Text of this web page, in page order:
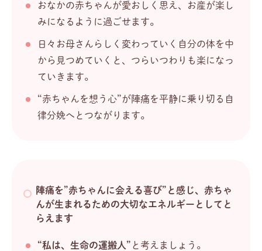
おなかの赤ちゃんが愛おしく思え、お産が楽し
みになるように過ごせます。
日々お母さんらしく変わっていく自分の体を中
から見つめていくと、つらいつわりも楽になっ
ていきます。
“赤ちゃんを想う心”が陣痛を平静に乗り切る自
律分娩へとつながります。
陣痛を”赤ちゃんに会える喜び”と感じ、赤ちゃ
んが生まれるための大切なエネルギーとしてと
らえます
“私は、生命の運搬人” と考えましょう。